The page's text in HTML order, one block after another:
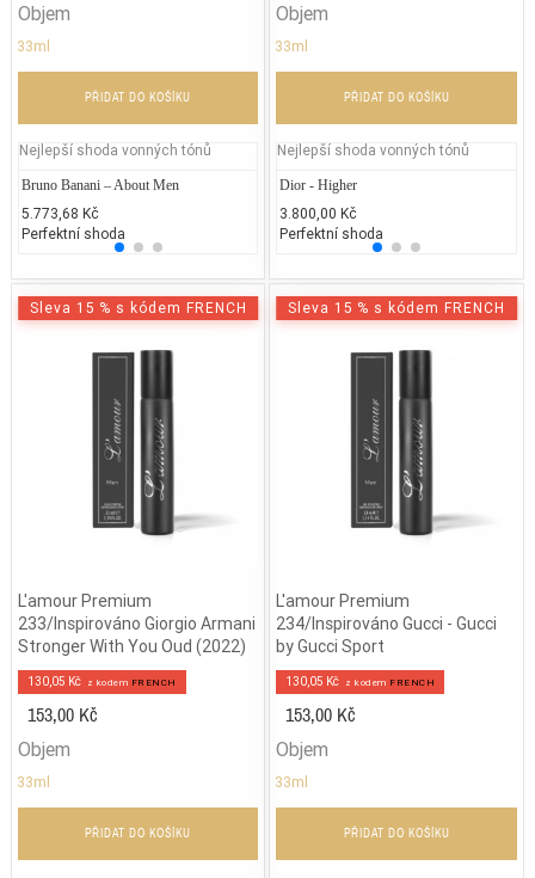
Objem
33ml
PŘIDAT DO KOŠÍKU
Nejlepší shoda vonných tónů
Bruno Banani – About Men
5.773,68 Kč
Perfektní shoda
Jean Paul Gaultier - Classique
2.300,00 Kč
25% běžných vonných tónů
Objem
33ml
PŘIDAT DO KOŠÍKU
Nejlepší shoda vonných tónů
Dior - Higher
3.800,00 Kč
Perfektní shoda
Sleva 15 % s kódem FRENCH
L'amour Premium
233/Inspirováno Giorgio Armani
Stronger With You Oud (2022)
130,05 Kč z kodem FRENCH
153,00 Kč
Objem
33ml
PŘIDAT DO KOŠÍKU
Sleva 15 % s kódem FRENCH
L'amour Premium
234/Inspirováno Gucci - Gucci
by Gucci Sport
130,05 Kč z kodem FRENCH
153,00 Kč
Objem
33ml
PŘIDAT DO KOŠÍKU